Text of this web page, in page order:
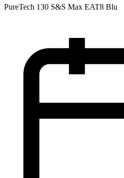
PureTech 130 S&S Max EAT8 Blu